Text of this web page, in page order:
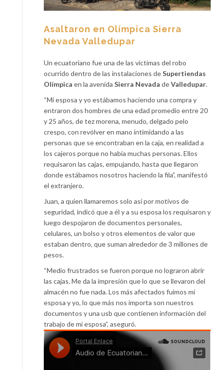
Asaltaron en Olímpica Sierra
Nevada Valledupar
Un ecuatoriano fue una de las víctimas del robo
ocurrido dentro de las instalaciones deSupertiendas
Olímpica en la avenida Sierra Nevada deValledupar.
“Mi esposa y yo estábamos haciendo una compra y
entraron dos hombres de una edad promedio entre 20
y 25 años, de tez morena, menudo, delgado pelo
crespo, con revólver en mano intimidando a las
personas que se encontraban en la caja, en realidad a
los cajeros porque no había muchas personas. Ellos
requisaron las cajas, empujando, hasta que llegaron
donde estábamos nosotros haciendo la fila”, manifestó
el extranjero.
Juan, a quien llamaremos solo así por motivos de
seguridad, indicó que a él y a su esposa los requisaron y
luego despojaron de documentos personales,
celulares, un bolso y otros elementos de valor que
estaban dentro, que suman alrededor de 3 millones de
pesos.
“Medio frustrados se fueron porque no lograron abrir
las cajas. Me da la impresión que lo que se llevaron del
almacén no fue nada. Los más afectados fuimos mi
esposa y yo, lo que más nos importa son nuestros
documentos y una usb que contienen información del
trabajo de mi esposa”, aseguró.